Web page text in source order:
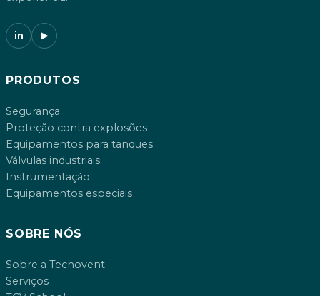
in ▶
PRODUTOS
Segurança
Proteção contra explosões
Equipamentos para tanques
Válvulas industriais
Instrumentação
Equipamentos especiais
SOBRE NÓS
Sobre a Tecnovent
Serviços